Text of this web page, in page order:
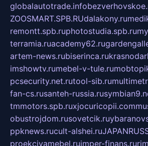
globalautotrade.info
ZOOSMART.SPB.RUdalakony.ru
remontt.spb.ruphotostudia.spb.ru
terramia.ruacademy62.ru
artem-news.rubiserinca.ru
imshowtv.rumebel-v-tule.ru
pcsecurity.net.rutool-sib.ru
fan-cs.rusanteh-russia.ru
tmmotors.spb.ruxjocuricopii.com
obustrojdom.rusovetcik.ru
ppknews.rucult-alshei.ru
proekciyamebel.ruimper-finans.ru